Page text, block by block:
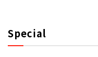
Special